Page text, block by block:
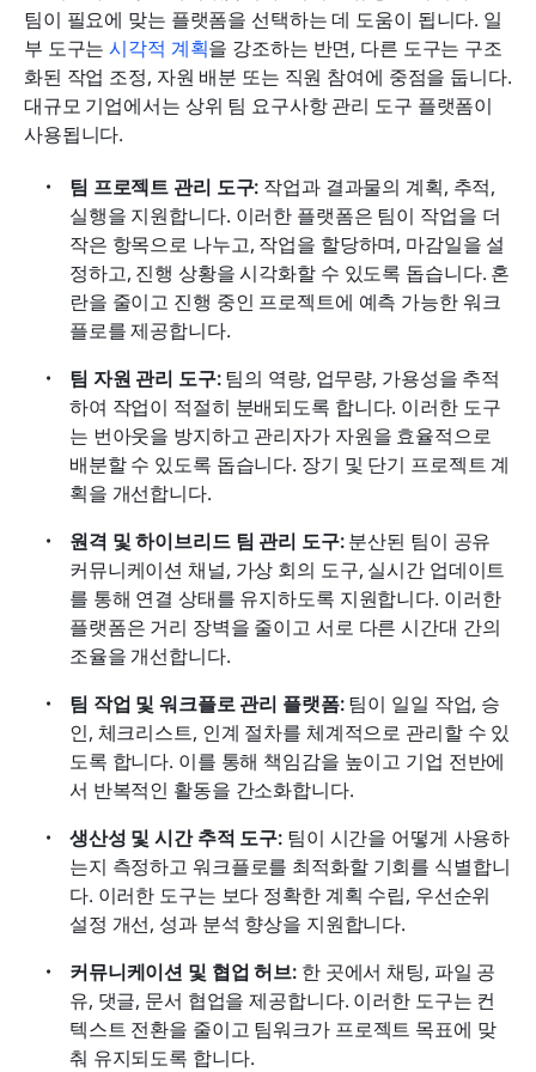
팀이 필요에 맞는 플랫폼을 선택하는 데 도움이 됩니다. 일
부 도구는 시각적 계획을 강조하는 반면, 다른 도구는 구조
화된 작업 조정, 자원 배분 또는 직원 참여에 중점을 둡니다.
대규모 기업에서는 상위 팀 요구사항 관리 도구 플랫폼이
사용됩니다.
팀 프로젝트 관리 도구: 작업과 결과물의 계획, 추적,
실행을 지원합니다. 이러한 플랫폼은 팀이 작업을 더
작은 항목으로 나누고, 작업을 할당하며, 마감일을 설
정하고, 진행 상황을 시각화할 수 있도록 돕습니다. 혼
란을 줄이고 진행 중인 프로젝트에 예측 가능한 워크
플로를 제공합니다.
팀 자원 관리 도구: 팀의 역량, 업무량, 가용성을 추적
하여 작업이 적절히 분배되도록 합니다. 이러한 도구
는 번아웃을 방지하고 관리자가 자원을 효율적으로
배분할 수 있도록 돕습니다. 장기 및 단기 프로젝트 계
획을 개선합니다.
원격 및 하이브리드 팀 관리 도구: 분산된 팀이 공유
커뮤니케이션 채널, 가상 회의 도구, 실시간 업데이트
를 통해 연결 상태를 유지하도록 지원합니다. 이러한
플랫폼은 거리 장벽을 줄이고 서로 다른 시간대 간의
조율을 개선합니다.
팀 작업 및 워크플로 관리 플랫폼: 팀이 일일 작업, 승
인, 체크리스트, 인계 절차를 체계적으로 관리할 수 있
도록 합니다. 이를 통해 책임감을 높이고 기업 전반에
서 반복적인 활동을 간소화합니다.
생산성 및 시간 추적 도구: 팀이 시간을 어떻게 사용하
는지 측정하고 워크플로를 최적화할 기회를 식별합니
다. 이러한 도구는 보다 정확한 계획 수립, 우선순위
설정 개선, 성과 분석 향상을 지원합니다.
커뮤니케이션 및 협업 허브: 한 곳에서 채팅, 파일 공
유, 댓글, 문서 협업을 제공합니다. 이러한 도구는 컨
텍스트 전환을 줄이고 팀워크가 프로젝트 목표에 맞
춰 유지되도록 합니다.